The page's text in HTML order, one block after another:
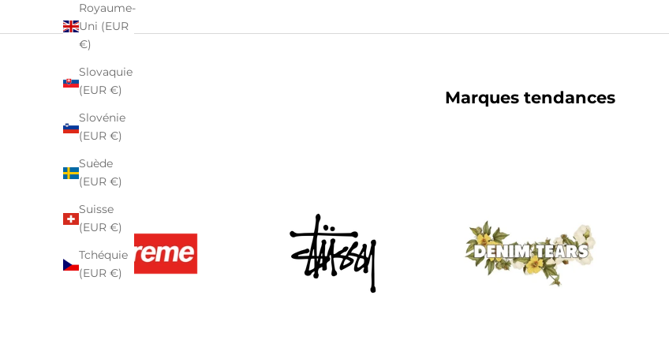
Royaume-
Uni (EUR
€)
Slovaquie
(EUR €)
Slovénie
(EUR €)
Suède
(EUR €)
Suisse
(EUR €)
Tchéquie
(EUR €)
Marques tendances